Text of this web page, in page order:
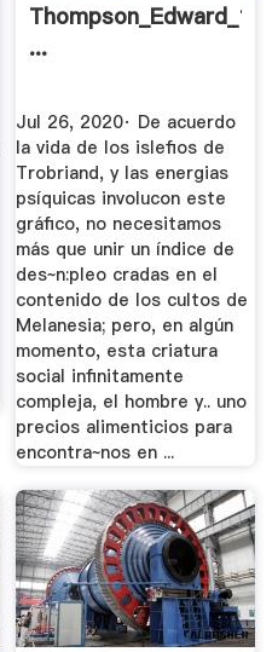
...
Jul 26, 2020· De acuerdo
la vida de los islefios de
Trobriand, y las energias
psíquicas involucon este
gráfico, no necesitamos
más que unir un índice de
des~n:pleo cradas en el
contenido de los cultos de
Melanesia; pero, en algún
momento, esta criatura
social infinitamente
compleja, el hombre y.. uno
precios alimenticios para
encontra~nos en ...